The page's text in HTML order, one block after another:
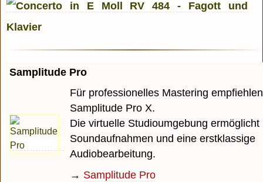
Samplitude Pro
Für professionelles Mastering
Samplitude Pro X.
Die virtuelle Studioumgebung ermöglicht
Soundaufnahmen und eine erstklassige
Audiobearbeitung.
→ Samplitude Pro